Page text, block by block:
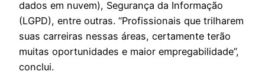
dados em nuvem), Segurança da Informação
(LGPD), entre outras. “Profissionais que trilharem
suas carreiras nessas áreas, certamente terão
muitas oportunidades e maior empregabilidade”,
conclui.